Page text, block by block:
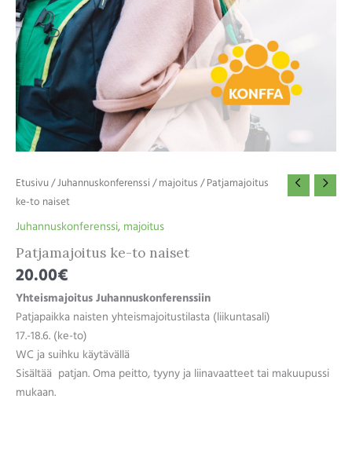
Etusivu /Juhannuskonferenssi / majoitus / Patjamajoitus
ke-to naiset
Juhannuskonferenssi, majoitus
Patjamajoitus ke-to naiset
20.00€
Yhteismajoitus Juhannuskonferenssiin
Patjapaikka naisten yhteismajoitustilasta (liikuntasali)
17.-18.6. (ke-to)
WC ja suihku käytävällä
Sisältää patjan. Oma peitto, tyyny ja liinavaatteet tai makuupussi
mukaan.